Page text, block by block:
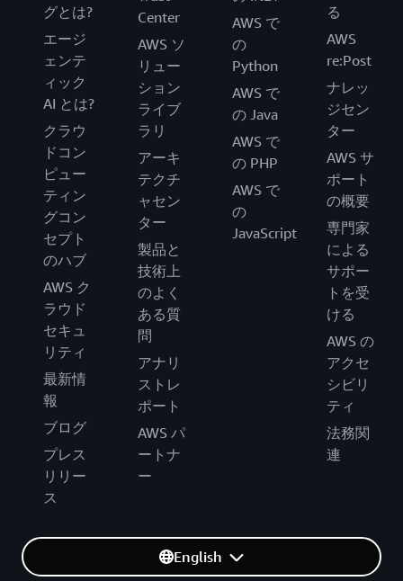
グとは?
エージ
ェンテ
ィック
AI とは?
クラウ
ドコン
ピュー
ティン
グコン
セプト
のハブ
AWS ク
ラウド
セキュ
リティ
最新情
報
ブログ
プレス
リリー
ス
Center
AWS ソ
リュー
ション
ライブ
ラリ
アーキ
テクチ
ャセン
ター
製品と
技術上
のよく
ある質
問
アナリ
ストレ
ポート
AWS パ
ートナ
ー
AWS で
の
Python
AWS で
の Java
AWS で
の PHP
AWS で
の
JavaScript
る
AWS
re:Post
ナレッ
ジセン
ター
AWS サ
ポート
の概要
専門家
による
サポー
トを受
ける
AWS の
アクセ
シビリ
ティ
法務関
連
English